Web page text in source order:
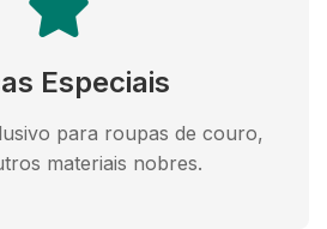
Especiais
para roupas de couro,
materiais nobres.